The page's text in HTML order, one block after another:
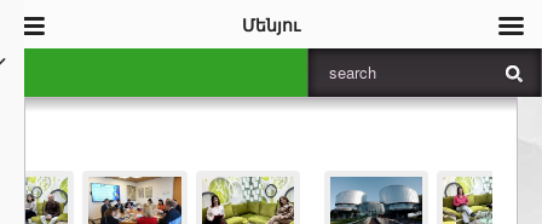
Մենյու